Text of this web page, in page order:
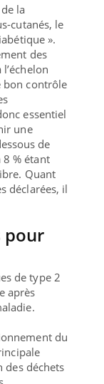
la
cutanés, le
».
des
bon contrôle
essentiel
une
de
% étant
Quant
déclarées, il
pour
de type 2
après
du
des déchets